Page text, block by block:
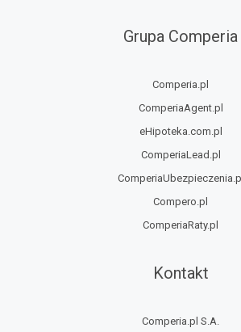
Grupa Comperia
Comperia.pl
ComperiaAgent.pl
eHipoteka.com.pl
ComperiaLead.pl
ComperiaUbezpieczenia.pl
Compero.pl
ComperiaRaty.pl
Kontakt
Comperia.pl S.A.